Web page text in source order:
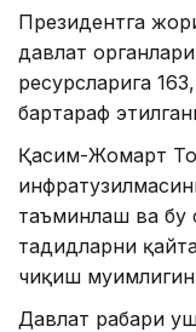
Президентга
давлат
ресурсларига
бартараф
Қасим-Жомарт
таъминлаш ва бу
таҳдидларни
чиқиш
Давлат раҳбари